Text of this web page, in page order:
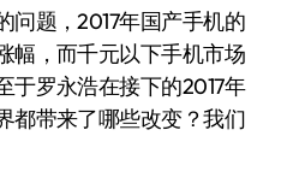
题，2017年国产手机的
幅，而千元以下手机市场
于罗永浩在接下的2017年
都带来了哪些改变？我们